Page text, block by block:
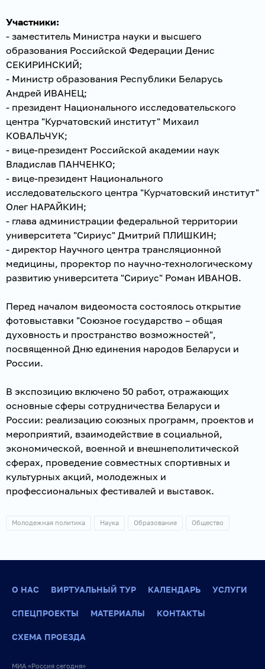
Участники:
- заместитель Министра науки и высшего
образования Российской Федерации Денис
СЕКИРИНСКИЙ;
- Министр образования Республики Беларусь
Андрей ИВАНЕЦ;
- президент Национального исследовательского
центра "Курчатовский институт" Михаил
КОВАЛЬЧУК;
- вице-президент Российской академии наук
Владислав ПАНЧЕНКО;
- вице-президент Национального
исследовательского центра "Курчатовский институт"
Олег НАРАЙКИН;
- глава администрации федеральной территории
университета "Сириус" Дмитрий ПЛИШКИН;
- директор Научного центра трансляционной
медицины, проректор по научно-технологическому
развитию университета "Сириус" Роман ИВАНОВ.
Перед началом видеомоста состоялось открытие
фотовыставки "Союзное государство – общая
духовность и пространство возможностей",
посвященной Дню единения народов Беларуси и
России.
В экспозицию включено 50 работ, отражающих
основные сферы сотрудничества Беларуси и
России: реализацию союзных программ, проектов и
мероприятий, взаимодействие в социальной,
экономической, военной и внешнеполитической
сферах, проведение совместных спортивных и
культурных акций, молодежных и
профессиональных фестивалей и выставок.
Молодежная политика Наука Образование Общество
О НАС ВИРТУАЛЬНЫЙ ТУР КАЛЕНДАРЬ УСЛУГИ
СПЕЦПРОЕКТЫ МАТЕРИАЛЫ КОНТАКТЫ
СХЕМА ПРОЕЗДА
МИА «Россия сегодня»